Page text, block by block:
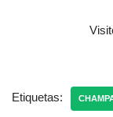
Etiquetas: